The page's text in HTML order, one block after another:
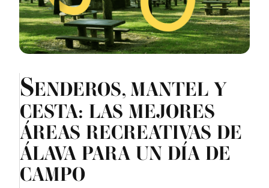
SENDEROS, MANTEL Y
CESTA: LAS MEJORES
ÁREAS RECREATIVAS DE
ÁLAVA PARA UN DÍA DE
CAMPO